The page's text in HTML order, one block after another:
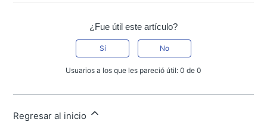
¿Fue útil este artículo?
Sí No
Usuarios a los que les pareció útil: 0 de 0
Regresar al inicio